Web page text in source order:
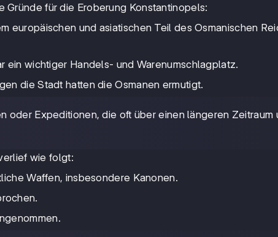
Gründe für die Eroberung Konstantinopels:
europäischen und asiatischen Teil des Osmanischen
ein wichtiger Handels- und Warenumschlagplatz.
die Stadt hatten die Osmanen ermutigt.
oder Expeditionen, die oft über einen längeren Zeitraum
wie folgt:
Waffen, insbesondere Kanonen.